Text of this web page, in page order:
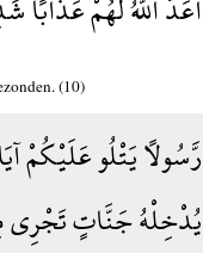
(10)
رَّسُولًا يَتْلُو عَلَيْكُمْ
يُدْخِلْهُ جَنَّاتٍ تَجْرِي